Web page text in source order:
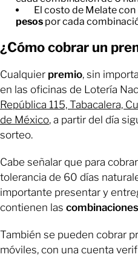
El costo de Melate con
pesos por cada
¿Cómo cobrar un
Cualquier premio, sin
en las oficinas de Lotería
República 115, Tabacalera,
de México, a partir del día
sorteo.
Cabe señalar que para
tolerancia de 60 días
importante presentar y
contienen las
También se pueden cobrar
móviles, con una cuenta